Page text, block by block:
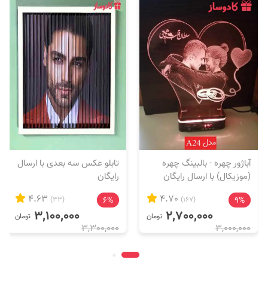
آباژور چهره - بالبینگ چهره
(موزیکال) با ارسال رایگان
9%
(167)
تومان
3,000,000
تابلو عکس سه بعدی با ارسال
رایگان
6%
(33)
تومان
3,300,000